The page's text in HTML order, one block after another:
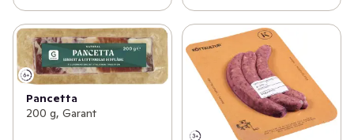
Pancetta
200 g, Garant